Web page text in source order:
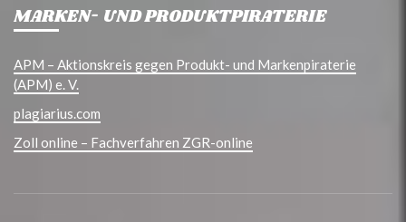
MARKEN- UND PRODUKTPIRATERIE
APM – Aktionskreis gegen Produkt- und Markenpiraterie
(APM) e. V.
plagiarius.com
Zoll online – Fachverfahren ZGR-online